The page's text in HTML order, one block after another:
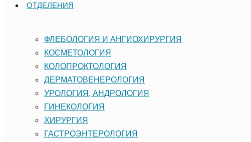
ОТДЕЛЕНИЯ
ФЛЕБОЛОГИЯ И АНГИОХИРУРГИЯ
КОСМЕТОЛОГИЯ
КОЛОПРОКТОЛОГИЯ
ДЕРМАТОВЕНЕРОЛОГИЯ
УРОЛОГИЯ, АНДРОЛОГИЯ
ГИНЕКОЛОГИЯ
ХИРУРГИЯ
ГАСТРОЭНТЕРОЛОГИЯ